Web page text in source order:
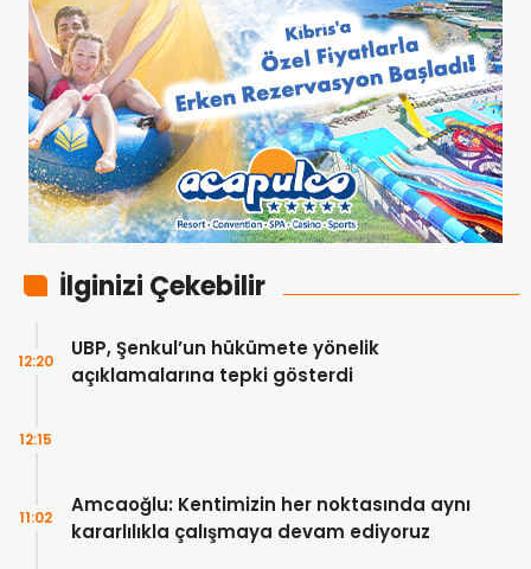
İlginizi Çekebilir
UBP, Şenkul’un hükümete yönelik
açıklamalarına tepki gösterdi
12:20
12:15
Amcaoğlu: Kentimizin her noktasında aynı
kararlılıkla çalışmaya devam ediyoruz
11:02